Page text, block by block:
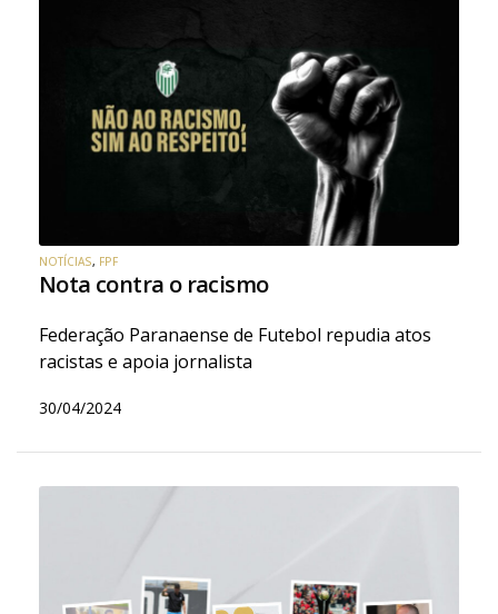
NOTÍCIAS, FPF
Nota contra o racismo
Federação Paranaense de Futebol repudia atos
racistas e apoia jornalista
30/04/2024